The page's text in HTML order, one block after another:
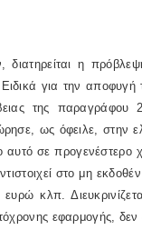
διατηρείται η
για την
της
ως όφειλε, στην
σε προγενέστερο
στο μη
κλπ.
εφαρμογής, δεν